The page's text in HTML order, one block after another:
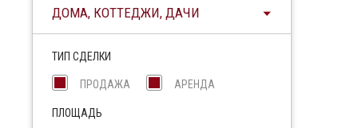
ДОМА, КОТТЕДЖИ, ДАЧИ
ТИП СДЕЛКИ
ПРОДАЖА АРЕНДА
ПЛОЩАДЬ